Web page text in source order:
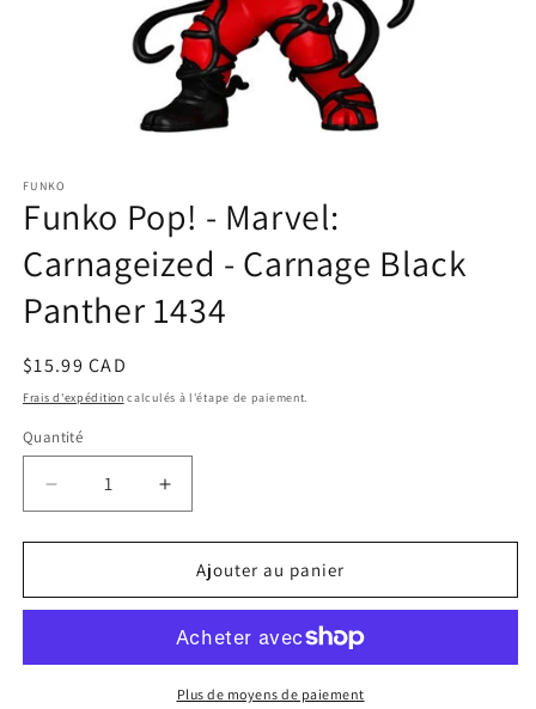
média
1
dans
fenêtre
modale
FUNKO
Funko Pop! - Marvel:
Carnageized - Carnage Black
Panther 1434
Prix
habituel
$15.99 CAD
Frais d'expédition calculés à l'étape de paiement.
Quantité
Réduire
la
quantité
Funko
Marvel:
Augmenter
la
quantité
Funko
Marvel:
Carnageized
Ajouter au panier
Plus de moyens de paiement